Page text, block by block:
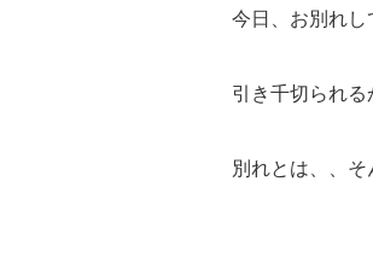
今日、お別れ
引き千切られ
別れとは、、